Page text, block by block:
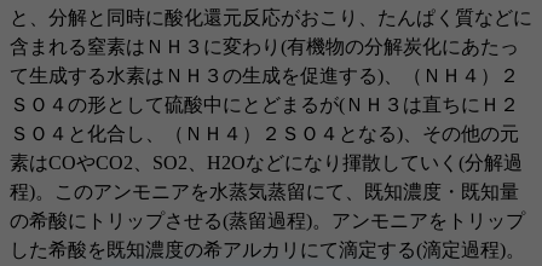
と、分解と同時に酸化還元反応がおこり、たんぱく質などに
含まれる窒素はＮＨ３に変わり(有機物の分解炭化にあたっ
て生成する水素はＮＨ３の生成を促進する)、（ＮＨ４）２
ＳＯ４の形として硫酸中にとどまるが(ＮＨ３は直ちにＨ２
ＳＯ４と化合し、（ＮＨ４）２ＳＯ４となる)、その他の元
素はCOやCO2、SO2、H2Oなどになり揮散していく(分解過
程)。このアンモニアを水蒸気蒸留にて、既知濃度・既知量
の希酸にトリップさせる(蒸留過程)。アンモニアをトリップ
した希酸を既知濃度の希アルカリにて滴定する(滴定過程)。